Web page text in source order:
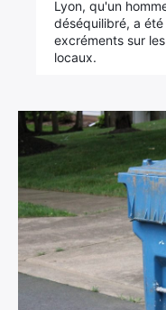
Lyon, qu'un
déséquilibré, a
excréments sur
locaux.